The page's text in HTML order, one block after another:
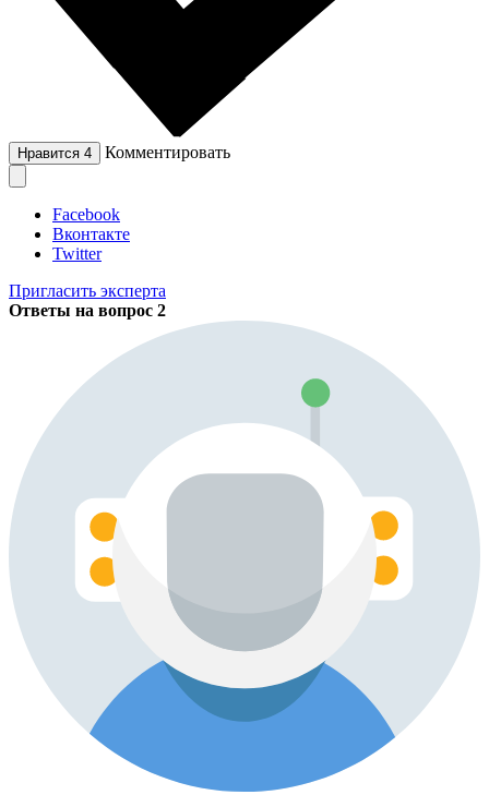
Нравится 4 Комментировать
Facebook
Вконтакте
Twitter
Пригласить эксперта
Ответы на вопрос 2